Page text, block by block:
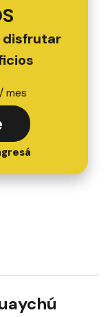
disfrutar
/ mes